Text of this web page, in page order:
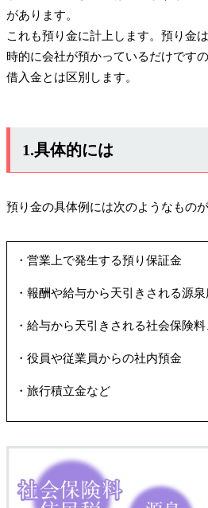
があります。
これも預り金に計上します。預り金
時的に会社が預かっているだけです
借入金とは区別します。
1.具体的には
預り金の具体例には次のようなものが
・営業上で発生する預り保証金
・報酬や給与から天引きされる源
・給与から天引きされる社会保険
・役員や従業員からの社内預金
・旅行積立金など